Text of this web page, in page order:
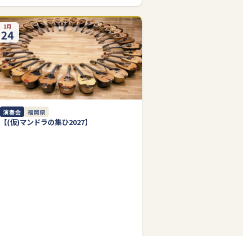
1月
24
演奏会 福岡県
【(仮)マンドラの集ひ2027】